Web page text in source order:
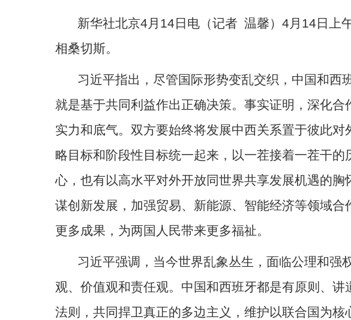
新华社北京4月14日电（记者 温馨）4月14日上
相桑切斯。
习近平指出，尽管国际形势变乱交织，中国和
就是基于共同利益作出正确决策。事实证明，深化
实力和底气。双方要始终将发展中西关系置于彼此
略目标和阶段性目标统一起来，以一茬接着一茬干
心，也有以高水平对外开放同世界共享发展机遇的
谋创新发展，加强贸易、新能源、智能经济等领域
更多成果，为两国人民带来更多福祉。
习近平强调，当今世界乱象丛生，面临公理和强
观、价值观和责任观。中国和西班牙都是有原则、
法则，共同捍卫真正的多边主义，维护以联合国为